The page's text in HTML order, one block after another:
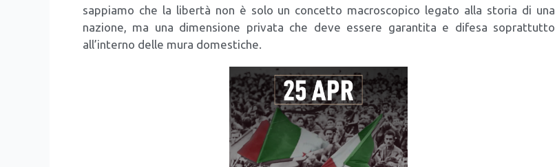
sap­pia­mo che la liber­tà non è solo un con­cet­to macro­sco­pi­co lega­to alla sto­ria di una
nazio­ne, ma una dimen­sio­ne pri­va­ta che deve esse­re garan­ti­ta e dife­sa soprat­tut­to
all’interno del­le mura dome­sti­che.